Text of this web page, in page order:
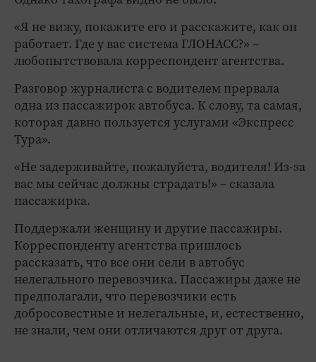
«Я не вижу, покажите его и расскажите, как он
работает. Где у вас система ГЛОНАСС?» –
любопытствовала корреспондент агентства.
Разговор журналиста с водителем прервала
одна из пассажирок автобуса. К слову, та самая,
которая давно пользуется услугами «Экспресс
Тура».
«Не задерживайте, пожалуйста, водителя! Из-за
вас мы сейчас должны страдать!» – сказала
пассажирка.
Поддержали женщину и другие пассажиры.
Корреспонденту агентства пришлось
рассказать, что все они сели в автобус
нелегального перевозчика. Пассажиры даже не
предполагали, что перевозчики есть
добросовестные и нелегальные, и, естественно,
не знали, чем они отличаются друг от друга.